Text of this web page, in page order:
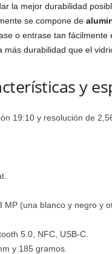
la mejor durabilidad
se compone de
o entrase tan
durabilidad que el
y
19:10 y resolución de
(una blanco y negro y
5.0, NFC, USB-C.
y 185 gramos.